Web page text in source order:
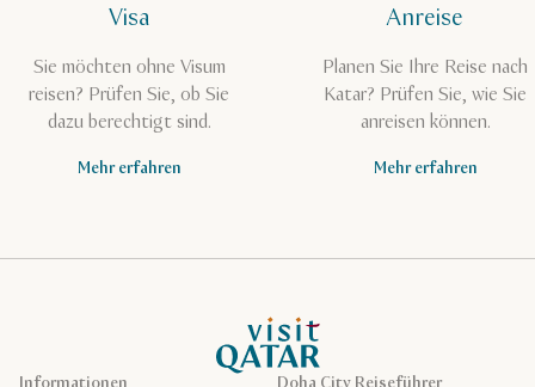
Visa
Sie möchten ohne Visum
reisen? Prüfen Sie, ob Sie
dazu berechtigt sind.
Mehr erfahren
Anreise
Planen Sie Ihre Reise nach
Katar? Prüfen Sie, wie Sie
anreisen können.
Mehr erfahren
VisitQatar Homepage